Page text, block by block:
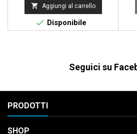
 Aggiungi al carrello
 Disponibile
Seguici su
PRODOTTI
SHOP